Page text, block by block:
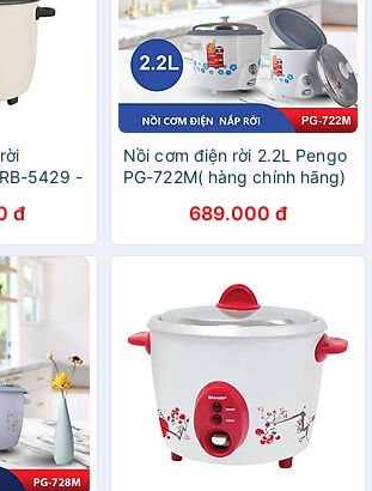
5429 -
đ
Nồi cơm điện rời 2.2L Pengo
PG-722M( hàng chính hãng)
689.000 đ